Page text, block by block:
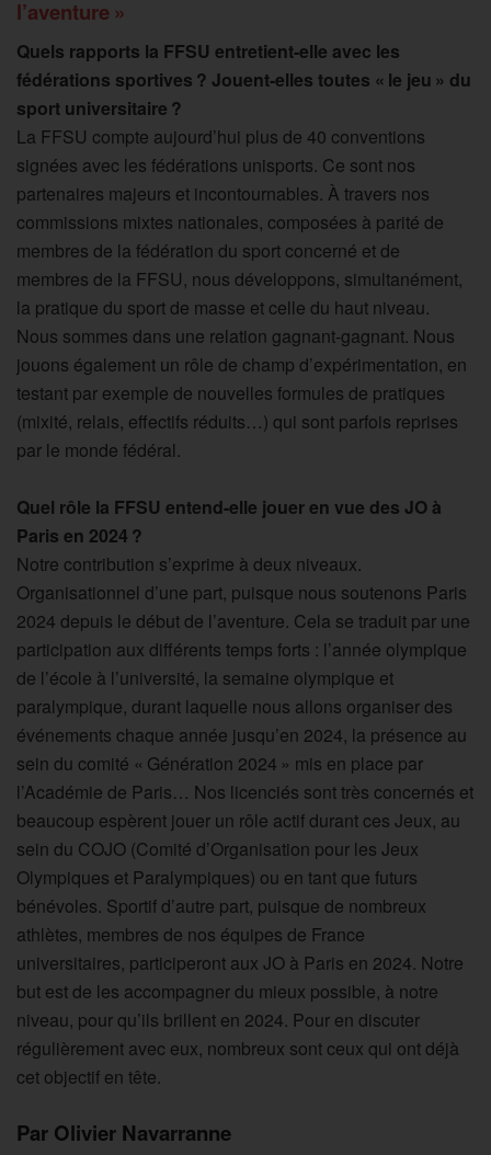
l’aventure »
Quels rapports la FFSU entretient-elle avec les
fédérations sportives ? Jouent-elles toutes « le jeu » du
sport universitaire ?
La FFSU compte aujourd’hui plus de 40 conventions
signées avec les fédérations unisports. Ce sont nos
partenaires majeurs et incontournables. À travers nos
commissions mixtes nationales, composées à parité de
membres de la fédération du sport concerné et de
membres de la FFSU, nous développons, simultanément,
la pratique du sport de masse et celle du haut niveau.
Nous sommes dans une relation gagnant-gagnant. Nous
jouons également un rôle de champ d’expérimentation, en
testant par exemple de nouvelles formules de pratiques
(mixité, relais, effectifs réduits…) qui sont parfois reprises
par le monde fédéral.
Quel rôle la FFSU entend-elle jouer en vue des JO à
Paris en 2024 ?
Notre contribution s’exprime à deux niveaux.
Organisationnel d’une part, puisque nous soutenons Paris
2024 depuis le début de l’aventure. Cela se traduit par une
participation aux différents temps forts : l’année olympique
de l’école à l’université, la semaine olympique et
paralympique, durant laquelle nous allons organiser des
événements chaque année jusqu’en 2024, la présence au
sein du comité « Génération 2024 » mis en place par
l’Académie de Paris… Nos licenciés sont très concernés et
beaucoup espèrent jouer un rôle actif durant ces Jeux, au
sein du COJO (Comité d’Organisation pour les Jeux
Olympiques et Paralympiques) ou en tant que futurs
bénévoles. Sportif d’autre part, puisque de nombreux
athlètes, membres de nos équipes de France
universitaires, participeront aux JO à Paris en 2024. Notre
but est de les accompagner du mieux possible, à notre
niveau, pour qu’ils brillent en 2024. Pour en discuter
régulièrement avec eux, nombreux sont ceux qui ont déjà
cet objectif en tête.
Par Olivier Navarranne